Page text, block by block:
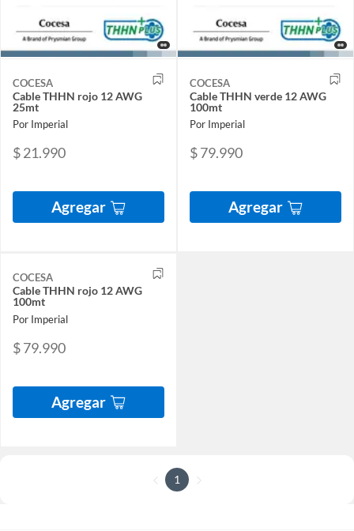
COCESA
Cable THHN rojo 12 AWG
25mt
Por Imperial
$ 21.990
Agregar
COCESA
Cable THHN verde 12 AWG
100mt
Por Imperial
$ 79.990
Agregar
COCESA
Cable THHN rojo 12 AWG
100mt
Por Imperial
$ 79.990
Agregar
1